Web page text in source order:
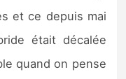
et ce depuis mai
était décalée
quand on pense